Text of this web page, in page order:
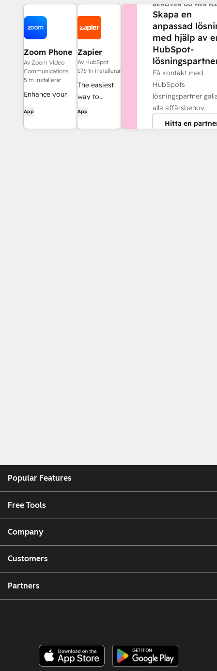
Zoom Phone
for HubSpot
Av Zoom Video
Communications
5 tn installerar
Enhance your
streamline your
App
Zapier
Av HubSpot
176 tn installerar
The easiest
way to
automate
HubSpot to
App
BEHÖVER DU MER
Skapa en
anpassad
med hjälp av
HubSpot-
Få kontakt med
HubSpots
lösningspartner
alla affärsbehov.
Hitta en
Popular Features
Free Tools
Company
Customers
Partners